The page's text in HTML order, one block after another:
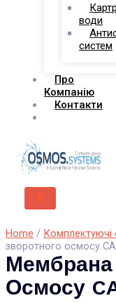
води
систем
Про
Компанію
Контакти
X
Home / Комплектуючі
зворотного осмосу
Мембрана
Осмосу